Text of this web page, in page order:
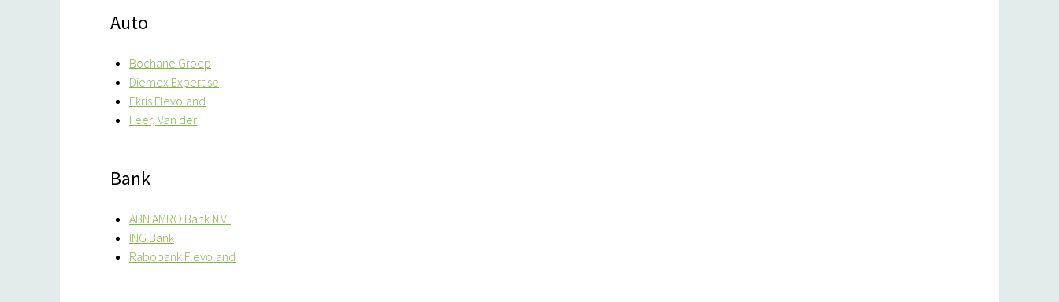
Auto
Bochane Groep
Diemex Expertise
Ekris Flevoland
Feer, Van der
Bank
ABN AMRO Bank N.V.
ING Bank
Rabobank Flevoland